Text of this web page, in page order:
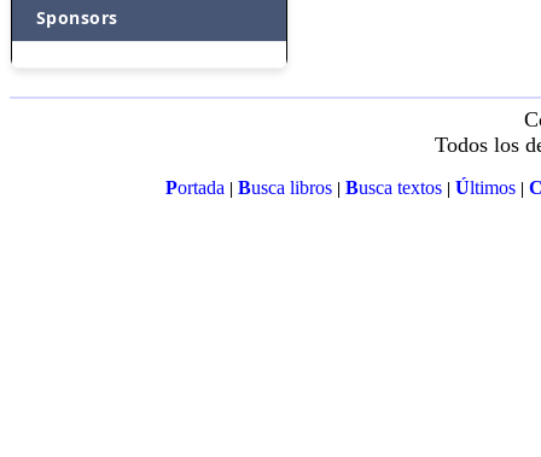
Sponsors
Todos los
Portada| Busca libros| Busca textos| Últimos|